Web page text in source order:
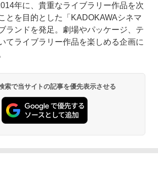
年に、貴重なライブラリー作品を次
とを目的とした「KADOKAWAシネマ
ランドを発足。劇場やパッケージ、テ
てライブラリー作品を楽しめる企画に
索で当サイトの記事を優先表示させる